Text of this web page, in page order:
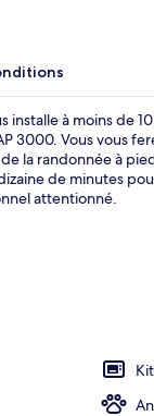
installe à moins de
3000. Vous vous
la randonnée à
de minutes
attentionné.